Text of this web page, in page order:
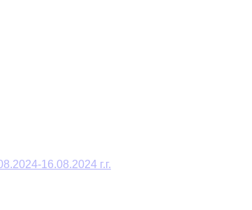
16.08.2024 г.г.